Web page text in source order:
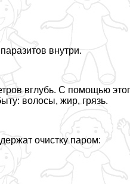
внутри.
вглубь. С помощью
волосы, жир, грязь.
очистку паром: